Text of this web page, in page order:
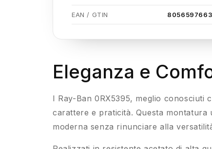
EAN / GTIN
Eleganza e
I Ray-Ban 0RX5395, meglio
carattere e praticità. Questa
moderna senza rinunciare alla